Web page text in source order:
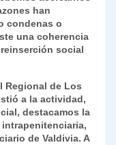
han
condenas o
una coherencia
social
Regional de Los
a la actividad,
destacamos la
de Valdivia. A